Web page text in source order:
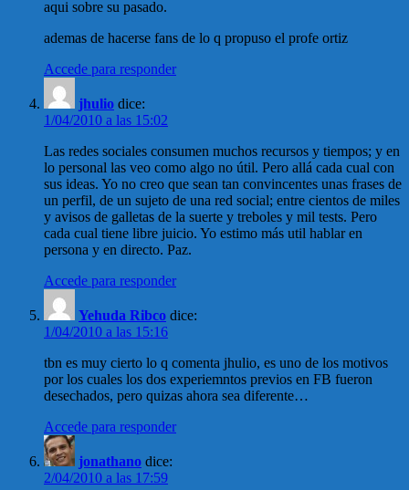
aqui sobre su pasado.
ademas de hacerse fans de lo q propuso el profe ortiz
Accede para responder
jhulio dice:
1/04/2010 a las 15:02
Las redes sociales consumen muchos recursos y tiempos; y en
lo personal las veo como algo no útil. Pero allá cada cual con
sus ideas. Yo no creo que sean tan convincentes unas frases de
un perfil, de un sujeto de una red social; entre cientos de miles
y avisos de galletas de la suerte y treboles y mil tests. Pero
cada cual tiene libre juicio. Yo estimo más util hablar en
persona y en directo. Paz.
Accede para responder
Yehuda Ribco dice:
1/04/2010 a las 15:16
tbn es muy cierto lo q comenta jhulio, es uno de los motivos
por los cuales los dos experiemntos previos en FB fueron
desechados, pero quizas ahora sea diferente…
Accede para responder
jonathano dice:
2/04/2010 a las 17:59